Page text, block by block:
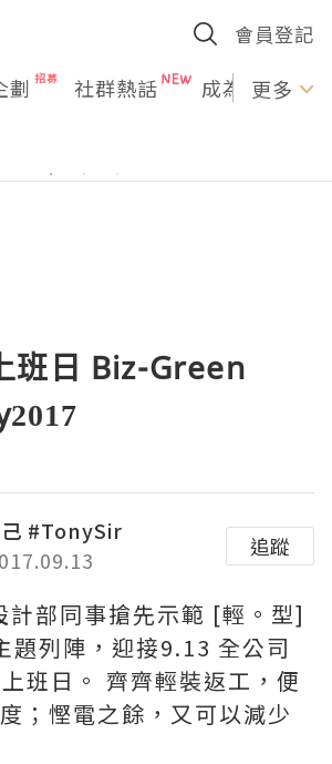
會員登記
劃 社群熱話 成為U更多
班日 Biz-Green
#TonySir
追蹤
部同事搶先示範 [輕。型]
題列陣，迎接9.13 全公司
班日。 齊齊輕裝返工，便
；慳電之餘，又可以減少